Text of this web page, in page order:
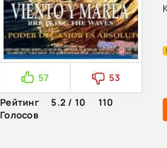
57
53
Рейтинг
5.2 / 10
110
Голосов